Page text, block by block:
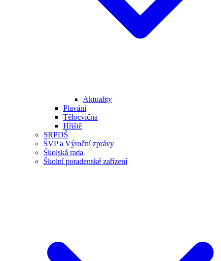
Aktuality
Plavání
Tělocvična
Hřiště
SRPDŠ
ŠVP a Výroční zprávy
Školská rada
Školní poradenské zařízení